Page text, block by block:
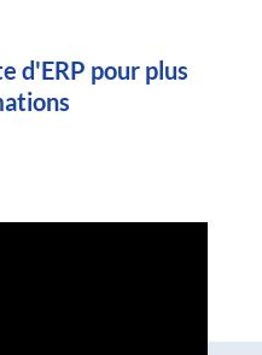
d'ERP pour plus